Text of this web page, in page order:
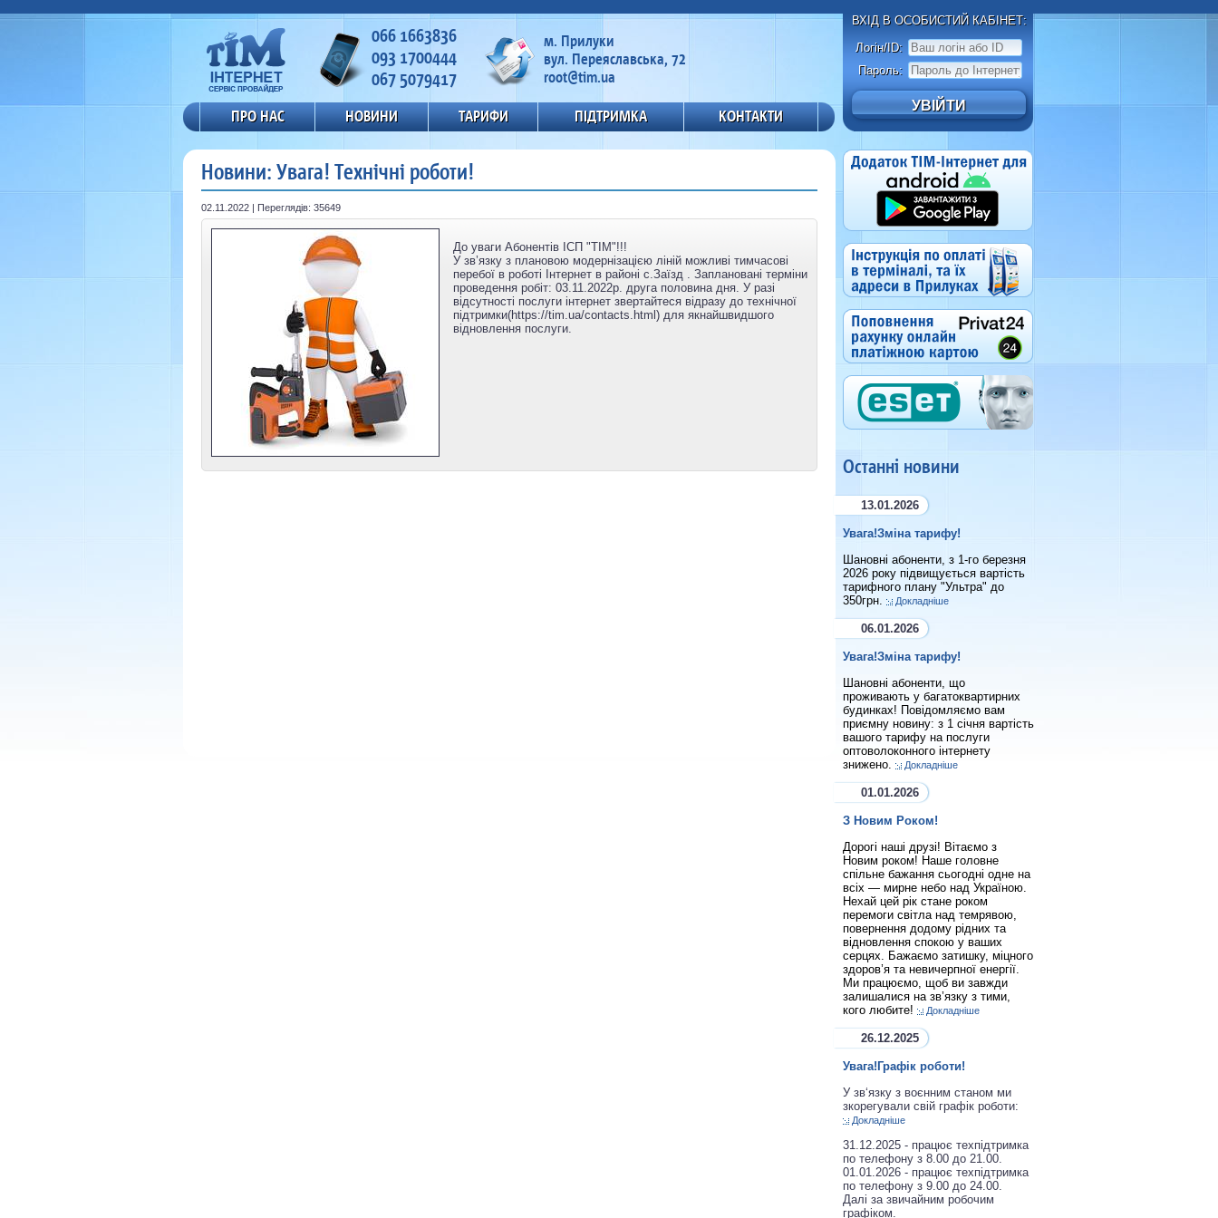
066 1663836
093 1700444
067 5079417
м. Прилуки
вул. Переяславська, 72
root@tim.ua
ВХІД В ОСОБИСТИЙ КАБІНЕТ:
Логін/ID:
Пароль:
ПРО НАС НОВИНИ ТАРИФИ ПІДТРИМКА КОНТАКТИ
Новини: Увага! Технічні роботи!
02.11.2022 | Переглядів: 35649
До уваги Абонентів ІСП "ТІМ"!!!
У зв’язку з плановою модернізацією ліній можливі тимчасові
перебої в роботі Інтернет в районі с.Заїзд . Заплановані терміни
проведення робіт: 03.11.2022р. друга половина дня. У разі
відсутності послуги інтернет звертайтеся відразу до технічної
підтримки(https://tim.ua/contacts.html) для якнайшвидшого
відновлення послуги.
Останні новини
13.01.2026
Увага!Зміна тарифу!
Шановні абоненти, з 1-го березня
2026 року підвищується вартість
тарифного плану "Ультра" до
350грн.
Докладніше
06.01.2026
Увага!Зміна тарифу!
Шановні абоненти, що
проживають у багатоквартирних
будинках! Повідомляємо вам
приємну новину: з 1 січня вартість
вашого тарифу на послуги
оптоволоконного інтернету
знижено.
Докладніше
01.01.2026
З Новим Роком!
Дорогі наші друзі! Вітаємо з
Новим роком! Наше головне
спільне бажання сьогодні одне на
всіх — мирне небо над Україною.
Нехай цей рік стане роком
перемоги світла над темрявою,
повернення додому рідних та
відновлення спокою у ваших
серцях. Бажаємо затишку, міцного
здоров’я та невичерпної енергії.
Ми працюємо, щоб ви завжди
залишалися на зв’язку з тими,
кого любите!
Докладніше
26.12.2025
Увага!Графік роботи!
У зв‘язку з воєнним станом ми
зкорегували свій графік роботи:
Докладніше
31.12.2025 - працює техпідтримка
по телефону з 8.00 до 21.00.
01.01.2026 - працює техпідтримка
по телефону з 9.00 до 24.00.
Далі за звичайним робочим
графіком.